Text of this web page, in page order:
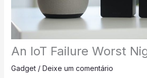
An IoT Failure Worst
Gadget/ Deixe um comentário